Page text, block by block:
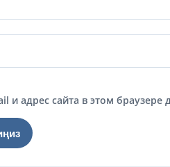
и адрес сайта в этом